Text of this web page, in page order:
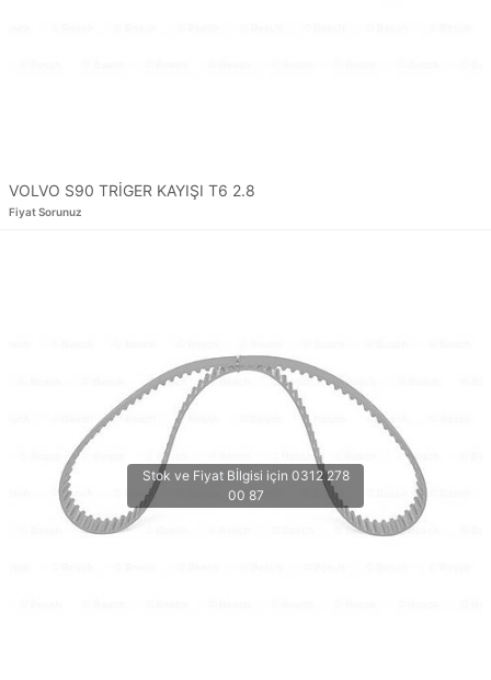
VOLVO S90 TRİGER KAYIŞI T6 2.8
Fiyat Sorunuz